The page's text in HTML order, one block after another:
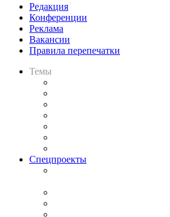
Редакция
Конференции
Реклама
Вакансии
Правила перепечатки
Темы
Спецпроекты